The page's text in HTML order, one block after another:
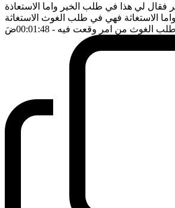
فقال لي هذا في طلب الخير واما الاستعاذة
الاستغاثة فهي في طلب الغوث الاستغاثة
طلب الغوث من امر وقعت فيه - 00:01:48 ضَ